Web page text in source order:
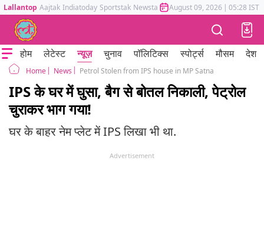
Lallantop Aajtak Indiatoday Sportstak Newstak Mumbai Tak Astrotak
August 09, 2026 | 05:28 IST
होम लेटेस्ट न्यूज़ चुनाव पॉलिटिक्स स्पोर्ट्स मौसम देश
Home News Petrol Stolen from IPS house in MP Satna
IPS के घर में घुसा, बैग से बोतल निकाली, पेट्रोल
चुराकर भाग गया!
घर के बाहर नेम प्लेट में IPS लिखा भी था.
Advertisement